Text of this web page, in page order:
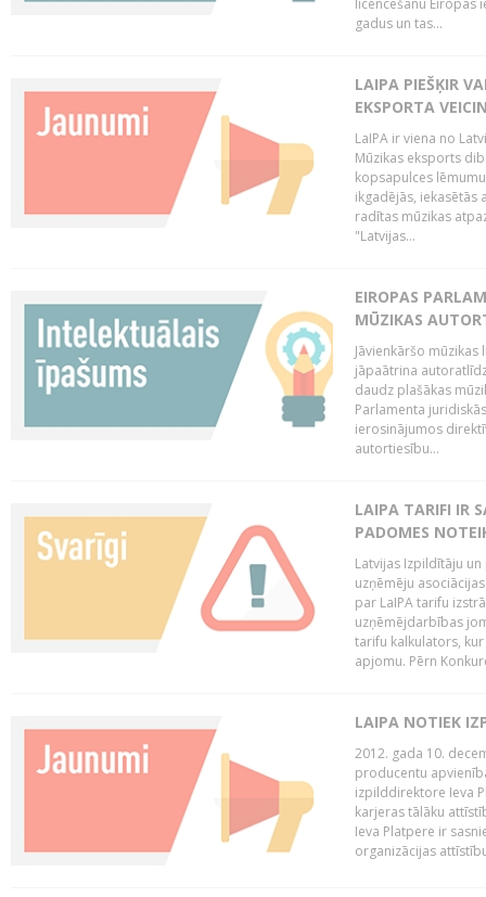
licencēšanu Eiropas
gadus un tas...
LAIPA PIEŠĶIR
EKSPORTA
LaIPA ir viena no
Mūzikas eksports
kopsapulces
ikgadējās, iekasētās
radītas mūzikas
"Latvijas...
EIROPAS
MŪZIKAS
Jāvienkāršo
jāpaātrina
daudz plašākas
Parlamenta
ierosinājumos
autortiesību...
LAIPA TARIFI IR
PADOMES
Latvijas Izpildītāju
uzņēmēju
par LaIPA tarifu
uzņēmējdarbības
tarifu kalkulators,
apjomu. Pērn
LAIPA NOTIEK
2012. gada 10.
producentu
izpilddirektore Ieva
karjeras tālāku
Ieva Platpere ir
organizācijas